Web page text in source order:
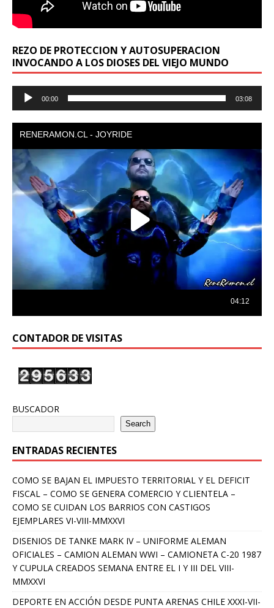
REZO DE PROTECCION Y AUTOSUPERACION
INVOCANDO A LOS DIOSES DEL VIEJO MUNDO
Reproductor
00:00 03:08
CONTADOR DE VISITAS
BUSCADOR
Search
ENTRADAS RECIENTES
COMO SE BAJAN EL IMPUESTO TERRITORIAL Y EL DEFICIT
FISCAL – COMO SE GENERA COMERCIO Y CLIENTELA –
COMO SE CUIDAN LOS BARRIOS CON CASTIGOS
EJEMPLARES VI-VIII-MMXXVI
DISENIOS DE TANKE MARK IV – UNIFORME ALEMAN
OFICIALES – CAMION ALEMAN WWI – CAMIONETA C-20 1987
Y CUPULA CREADOS SEMANA ENTRE EL I Y III DEL VIII-
MMXXVI
DEPORTE EN ACCIÓN DESDE PUNTA ARENAS CHILE XXXI-VII-